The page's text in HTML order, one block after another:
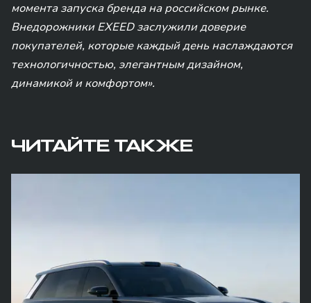
момента запуска бренда на российском рынке.
Внедорожники EXEED заслужили доверие
покупателей, которые каждый день наслаждаются
технологичностью, элегантным дизайном,
динамикой и комфортом».
ЧИТАЙТЕ ТАКЖЕ